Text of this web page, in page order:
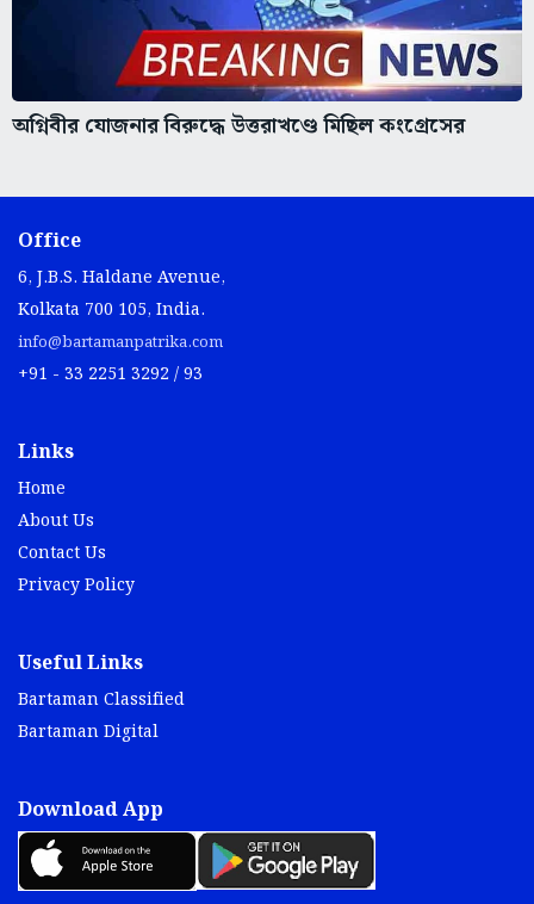
অগ্নিবীর যোজনার বিরুদ্ধে উত্তরাখণ্ডে মিছিল কংগ্রেসের
Office
6, J.B.S. Haldane Avenue,
Kolkata 700 105, India.
info@bartamanpatrika.com
+91 - 33 2251 3292 / 93
Links
Home
About Us
Contact Us
Privacy Policy
Useful Links
Bartaman Classified
Bartaman Digital
Download App